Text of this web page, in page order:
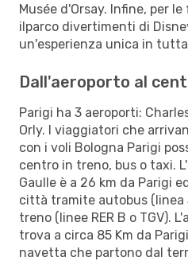
Musée d'Orsay. Infine, per
ilparco divertimenti di
un'esperienza unica in tutta
Dall'aeroporto al
Parigi ha 3 aeroporti:
Orly. I viaggiatori che
con i voli Bologna Parigi
centro in treno, bus o taxi.
Gaulle è a 26 km da Parigi
città tramite autobus (linea
treno (linee RER B o TGV).
trova a circa 85 Km da
navetta che partono dal